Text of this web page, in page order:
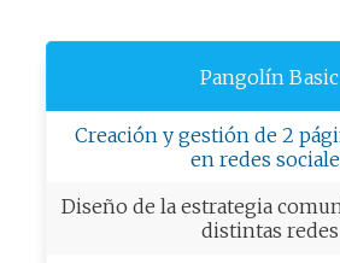
Pangolín Basic
Creación y gestión de 2
en redes
Diseño de la estrategia
distintas redes